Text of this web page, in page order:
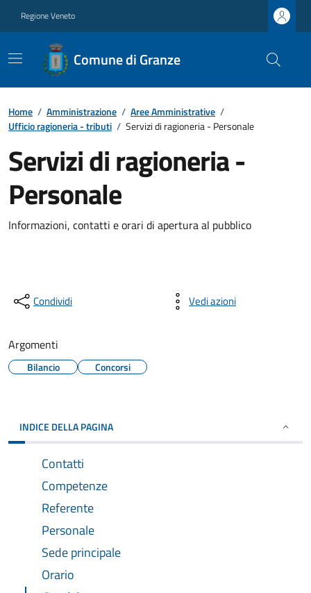
Regione Veneto
Comune di Granze
Home / Amministrazione / Aree Amministrative /
Ufficio ragioneria - tributi / Servizi di ragioneria - Personale
Servizi di ragioneria -
Personale
Informazioni, contatti e orari di apertura al pubblico
Condividi Vedi azioni
Argomenti
Bilancio Concorsi
INDICE DELLA PAGINA
Contatti
Competenze
Referente
Personale
Sede principale
Orario